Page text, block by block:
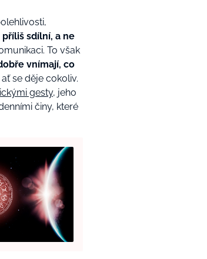
příliš sdílní, a ne
To však
vnímají, co
se děje cokoliv.
gesty, jeho
činy, které